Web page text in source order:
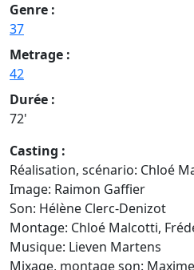
Genre :
37
Metrage :
42
Durée :
72'
Casting :
Réalisation, scénario: Chloé
Image: Raimon Gaffier
Son: Hélène Clerc-Denizot
Montage: Chloé Malcotti,
Musique: Lieven Martens
Mixage, montage son: